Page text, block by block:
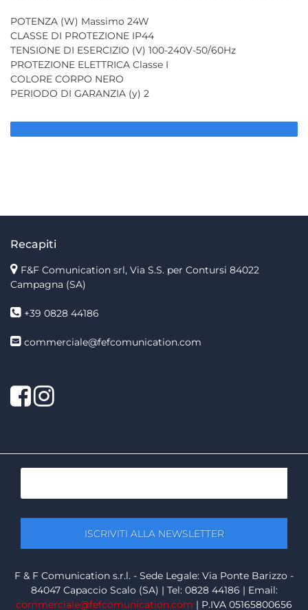
POTENZA (W) Massimo 24W
CLASSE DI PROTEZIONE IP44
TENSIONE DI ESERCIZIO (V) 100-240V-50/60Hz
PROTEZIONE ELETTRICA Classe I
COLORE CORPO NERO
PERIODO DI GARANZIA (y) 2
Recapiti
F&F Comunication srl, Via S.S. per Contursi 84022
Campagna (SA)
+39 0828 44186
commerciale@fefcomunication.com
Facebook
Twitter
F & F Comunication s.r.l. - Sede Legale: Via Ponte Barizzo -
84047 Capaccio Scalo (SA) | Tel: 0828 44186 | Email:
commerciale@fefcomunication.com | P.IVA 05165800656